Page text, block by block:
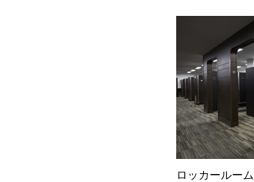
ロッカールーム